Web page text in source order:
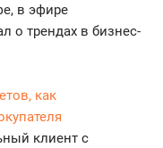
в эфире
о трендах в бизнес-
как
клиент с